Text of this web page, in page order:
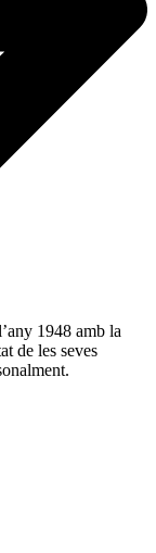
1948 amb la
de les seves